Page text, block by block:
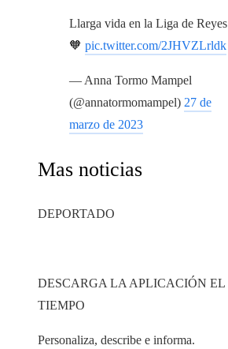
Llarga vida en la Liga de Reyes
🧡 pic.twitter.com/2JHVZLrldk
— Anna Tormo Mampel
(@annatormomampel) 27 de
marzo de 2023
Mas noticias
DEPORTADO
DESCARGA LA APLICACIÓN EL
TIEMPO
Personaliza, describe e informa.